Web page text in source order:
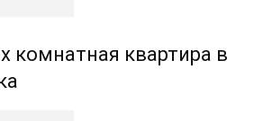
комнатная квартира в